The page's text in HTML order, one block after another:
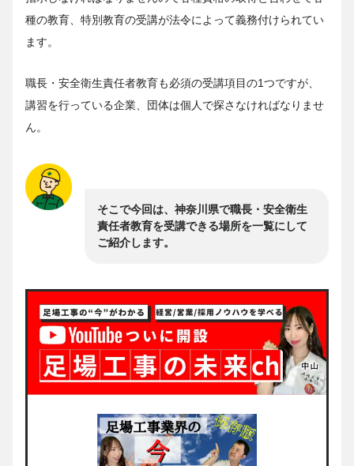
種の教育、特別教育の受講が法令によって義務付けられてい
ます。
職長・安全衛生責任者教育も必須の受講項目の1つですが、
講習を行っている企業、団体は個人で探さなければなりませ
ん。
そこで今回は、神奈川県で職長・安全衛生
責任者教育を受講できる場所を一覧にして
ご紹介します。